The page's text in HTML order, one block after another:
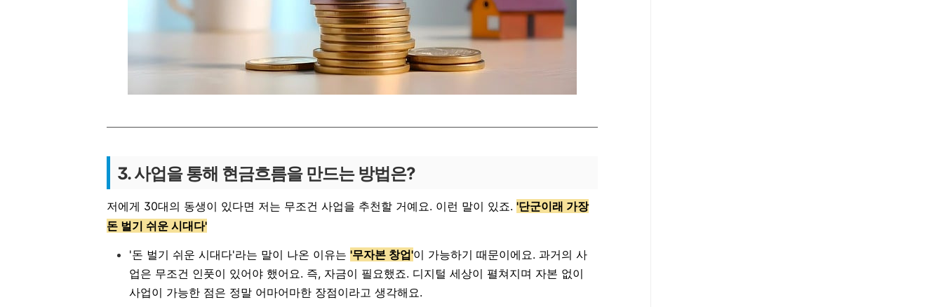
3. 사업을 통해 현금흐름을 만드는 방법은?
저에게 30대의 동생이 있다면 저는 무조건 사업을 추천할 거예요. 이런 말이 있죠. '단군이래 가장
돈 벌기 쉬운 시대다'
'돈 벌기 쉬운 시대다'라는 말이 나온 이유는 '무자본 창업'이 가능하기 때문이에요. 과거의 사
업은 무조건 인풋이 있어야 했어요. 즉, 자금이 필요했죠. 디지털 세상이 펼쳐지며 자본 없이
사업이 가능한 점은 정말 어마어마한 장점이라고 생각해요.